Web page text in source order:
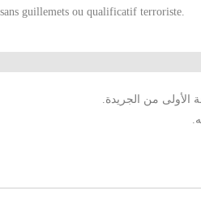
guillemets ou qualificatif terroriste.
الأولى من الجريدة.